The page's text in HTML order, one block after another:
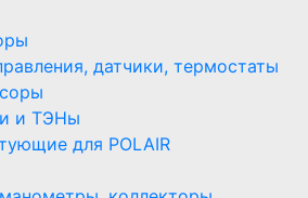
датчики, термостаты
и ТЭНы
для POLAIR